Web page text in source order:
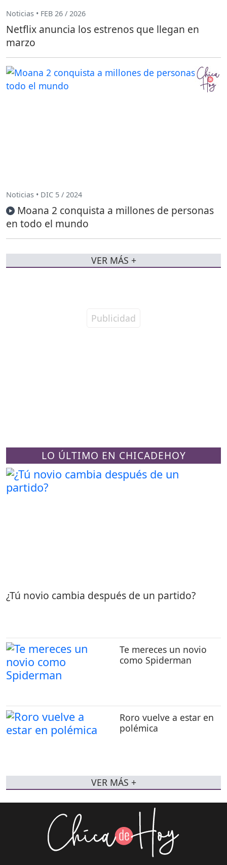
LO ÚLTIMO EN CHICADEHOY
¿Tú novio cambia después de un partido?
Te mereces un novio
como Spiderman
Roro vuelve a estar en
polémica
VER MÁS +
Noticias • FEB 26 / 2026
Netflix anuncia los estrenos que llegan en
marzo
Noticias • DIC 5 / 2024
Moana 2 conquista a millones de personas
en todo el mundo
VER MÁS +